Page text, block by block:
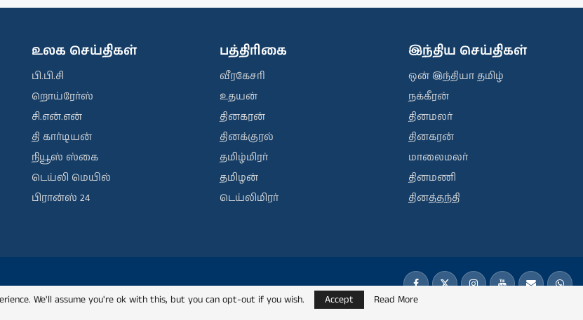
உலக செய்திகள்
பி.பி.சி
றொய்ரேர்ஸ்
சி.என்.என்
தி கார்டியன்
நியூஸ் ஸ்கை
டெய்லி மெயில்
பிரான்ஸ் 24
பத்திரிகை
வீரகேசரி
உதயன்
தினகரன்
தினக்குரல்
தமிழ்மிரர்
தமிழன்
டெய்லிமிரர்
இந்திய செய்திகள்
ஒன் இந்தியா தமிழ்
நக்கீரன்
தினமலர்
தினகரன்
மாலைமலர்
தினமணி
தினத்தந்தி
We'll assume you're ok with this, but you can opt-out if you wish.
Accept Read More